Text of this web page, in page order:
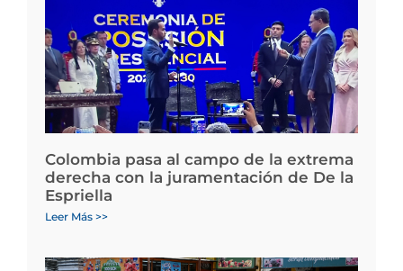
Colombia pasa al campo de la extrema
derecha con la juramentación de De la
Espriella
Leer Más >>